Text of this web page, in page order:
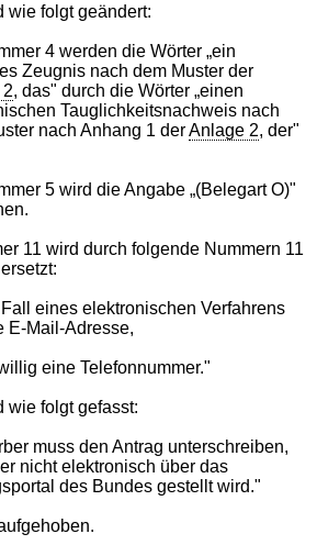
wie folgt geändert:
4 werden die Wörter „ein
Zeugnis nach dem Muster der
, das" durch die Wörter „einen
Tauglichkeitsnachweis nach
nach Anhang 1 derAnlage 2, der"
5 wird die Angabe „(Belegart O)"
11 wird durch folgende Nummern 11
eines elektronischen Verfahrens
E-Mail-Adresse,
eine Telefonnummer."
wie folgt gefasst:
muss den Antrag unterschreiben,
nicht elektronisch über das
des Bundes gestellt wird."